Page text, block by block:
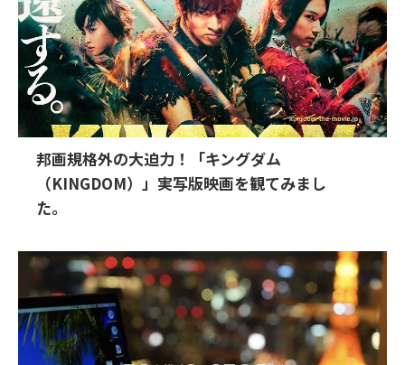
邦画規格外の大迫力！「キングダム
（KINGDOM）」実写版映画を観てみまし
た。